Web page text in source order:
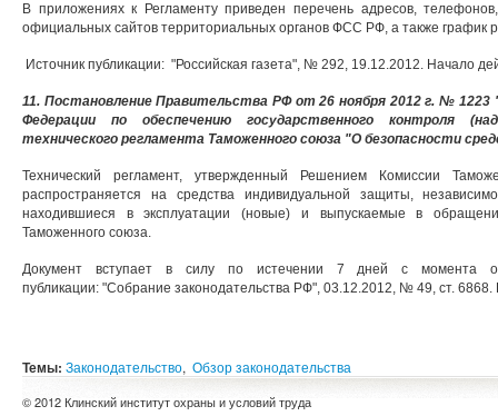
В приложениях к Регламенту приведен перечень адресов,
официальных сайтов территориальных органов ФСС РФ, а также график
Источник публикации: "Российская газета", № 292, 19.12.2012. Начало
11. Постановление Правительства РФ от 26 ноября 2012 г. № 1223
Федерации по обеспечению государственного контроля
технического регламента Таможенного союза "О безопасности
Технический регламент, утвержденный Решением Комиссии
распространяется на средства индивидуальной защиты,
находившиеся в эксплуатации (новые) и выпускаемые в
Таможенного союза.
Документ вступает в силу по истечении 7 дней с момента
публикации: "Собрание законодательства РФ", 03.12.2012, № 49, ст.
Темы: Законодательство, Обзор законодательства
© 2012 Клинский институт охраны и условий труда